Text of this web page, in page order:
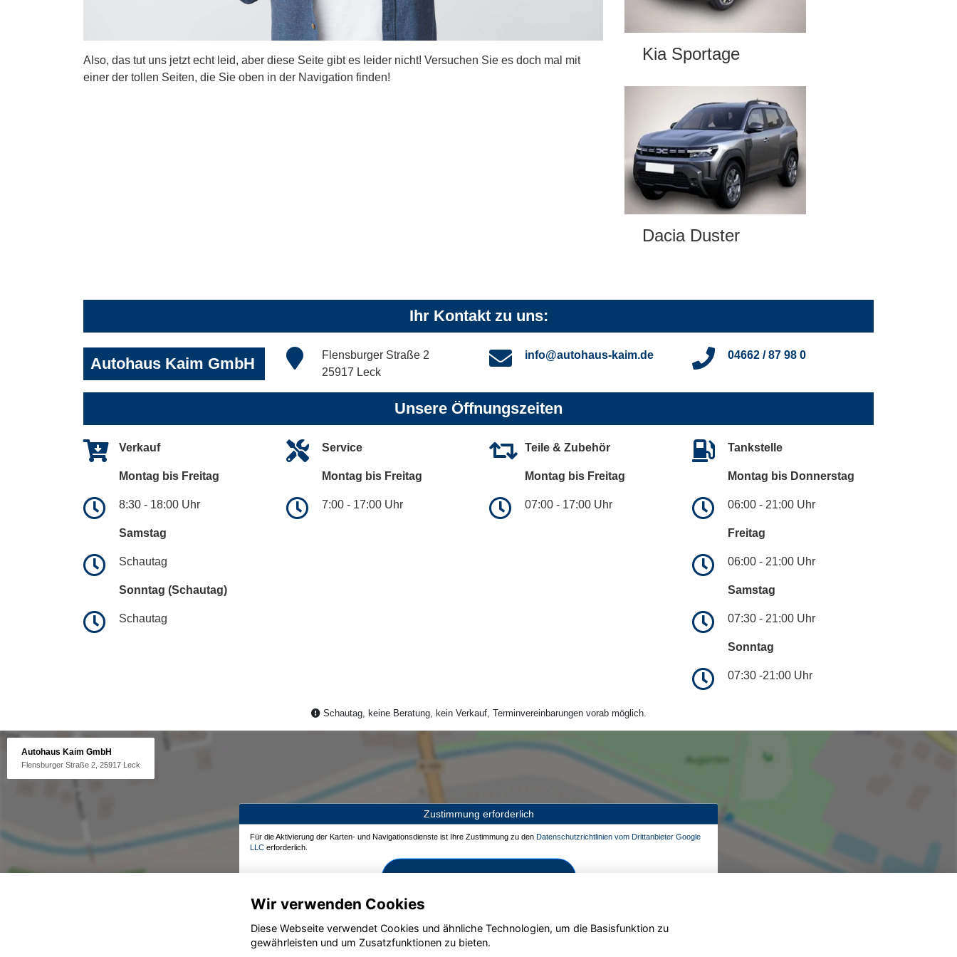
Also, das tut uns jetzt echt leid, aber diese Seite gibt es leider nicht! Versuchen Sie es doch mal mit
einer der tollen Seiten, die Sie oben in der Navigation finden!
Kia Sportage
Dacia Duster
Ihr Kontakt zu uns:
Autohaus Kaim GmbH
Flensburger Straße 2
25917 Leck
info@autohaus-kaim.de 04662 / 87 98 0
Unsere Öffnungszeiten
Verkauf
Montag bis Freitag
8:30 - 18:00 Uhr
Samstag
Schautag
Sonntag (Schautag)
Schautag
Service
Montag bis Freitag
7:00 - 17:00 Uhr
Teile & Zubehör
Montag bis Freitag
07:00 - 17:00 Uhr
Tankstelle
Montag bis Donnerstag
06:00 - 21:00 Uhr
Freitag
06:00 - 21:00 Uhr
Samstag
07:30 - 21:00 Uhr
Sonntag
07:30 -21:00 Uhr
Schautag, keine Beratung, kein Verkauf, Terminvereinbarungen vorab möglich.
Autohaus Kaim GmbH
Flensburger Straße 2, 25917 Leck
Zustimmung erforderlich
Für die Aktivierung der Karten- und Navigationsdienste ist Ihre Zustimmung zu den Datenschutzrichtlinien vom Drittanbieter Google
LLC erforderlich.
Wir verwenden Cookies
Diese Webseite verwendet Cookies und ähnliche Technologien, um die Basisfunktion zu
gewährleisten und um Zusatzfunktionen zu bieten.